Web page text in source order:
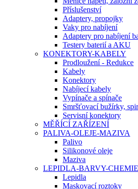
Příslušenství
Adaptery, propojky
Vaky pro nabíjení
Adaptery pro nabíjení
Testery baterií a AKU
KONEKTORY-KABELY
Prodloužení - Redukce
Kabely
Konektory
Nabíjecí kabely
Vypínače a spínače
Smršťovací bužírky,
Servisní konektory
MĚŘÍCÍ ZAŘÍZENÍ
PALIVA-OLEJE-MAZIVA
Palivo
Silikonové oleje
Maziva
LEPIDLA-BARVY-
Lepidla
Maskovací roztoky